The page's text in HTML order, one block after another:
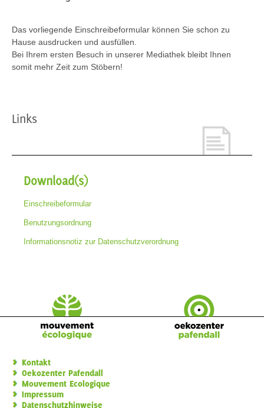
Das vorliegende Einschreibeformular können Sie schon zu
Hause ausdrucken und ausfüllen.
Bei Ihrem ersten Besuch in unserer Mediathek bleibt Ihnen
somit mehr Zeit zum Stöbern!
Links
Download(s)
Einschreibeformular
Benutzungsordnung
Informationsnotiz zur Datenschutzverordnung
Kontakt
Oekozenter Pafendall
Mouvement Ecologique
Impressum
Datenschutzhinweise